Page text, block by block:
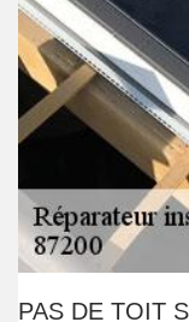
PAS DE TOIT